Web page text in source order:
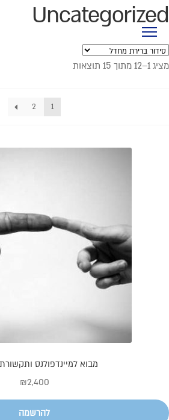
Uncategorized
מציג 1–12 מתוך 15 תוצאות
1
2
מבוא למיינדפולנס
₪2,400
להרשמה